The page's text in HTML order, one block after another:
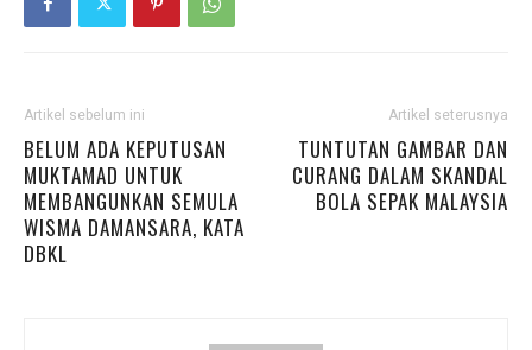
Artikel sebelum ini
BELUM ADA KEPUTUSAN
MUKTAMAD UNTUK
MEMBANGUNKAN SEMULA
WISMA DAMANSARA, KATA
DBKL
Artikel seterusnya
TUNTUTAN GAMBAR DAN
CURANG DALAM SKANDAL
BOLA SEPAK MALAYSIA